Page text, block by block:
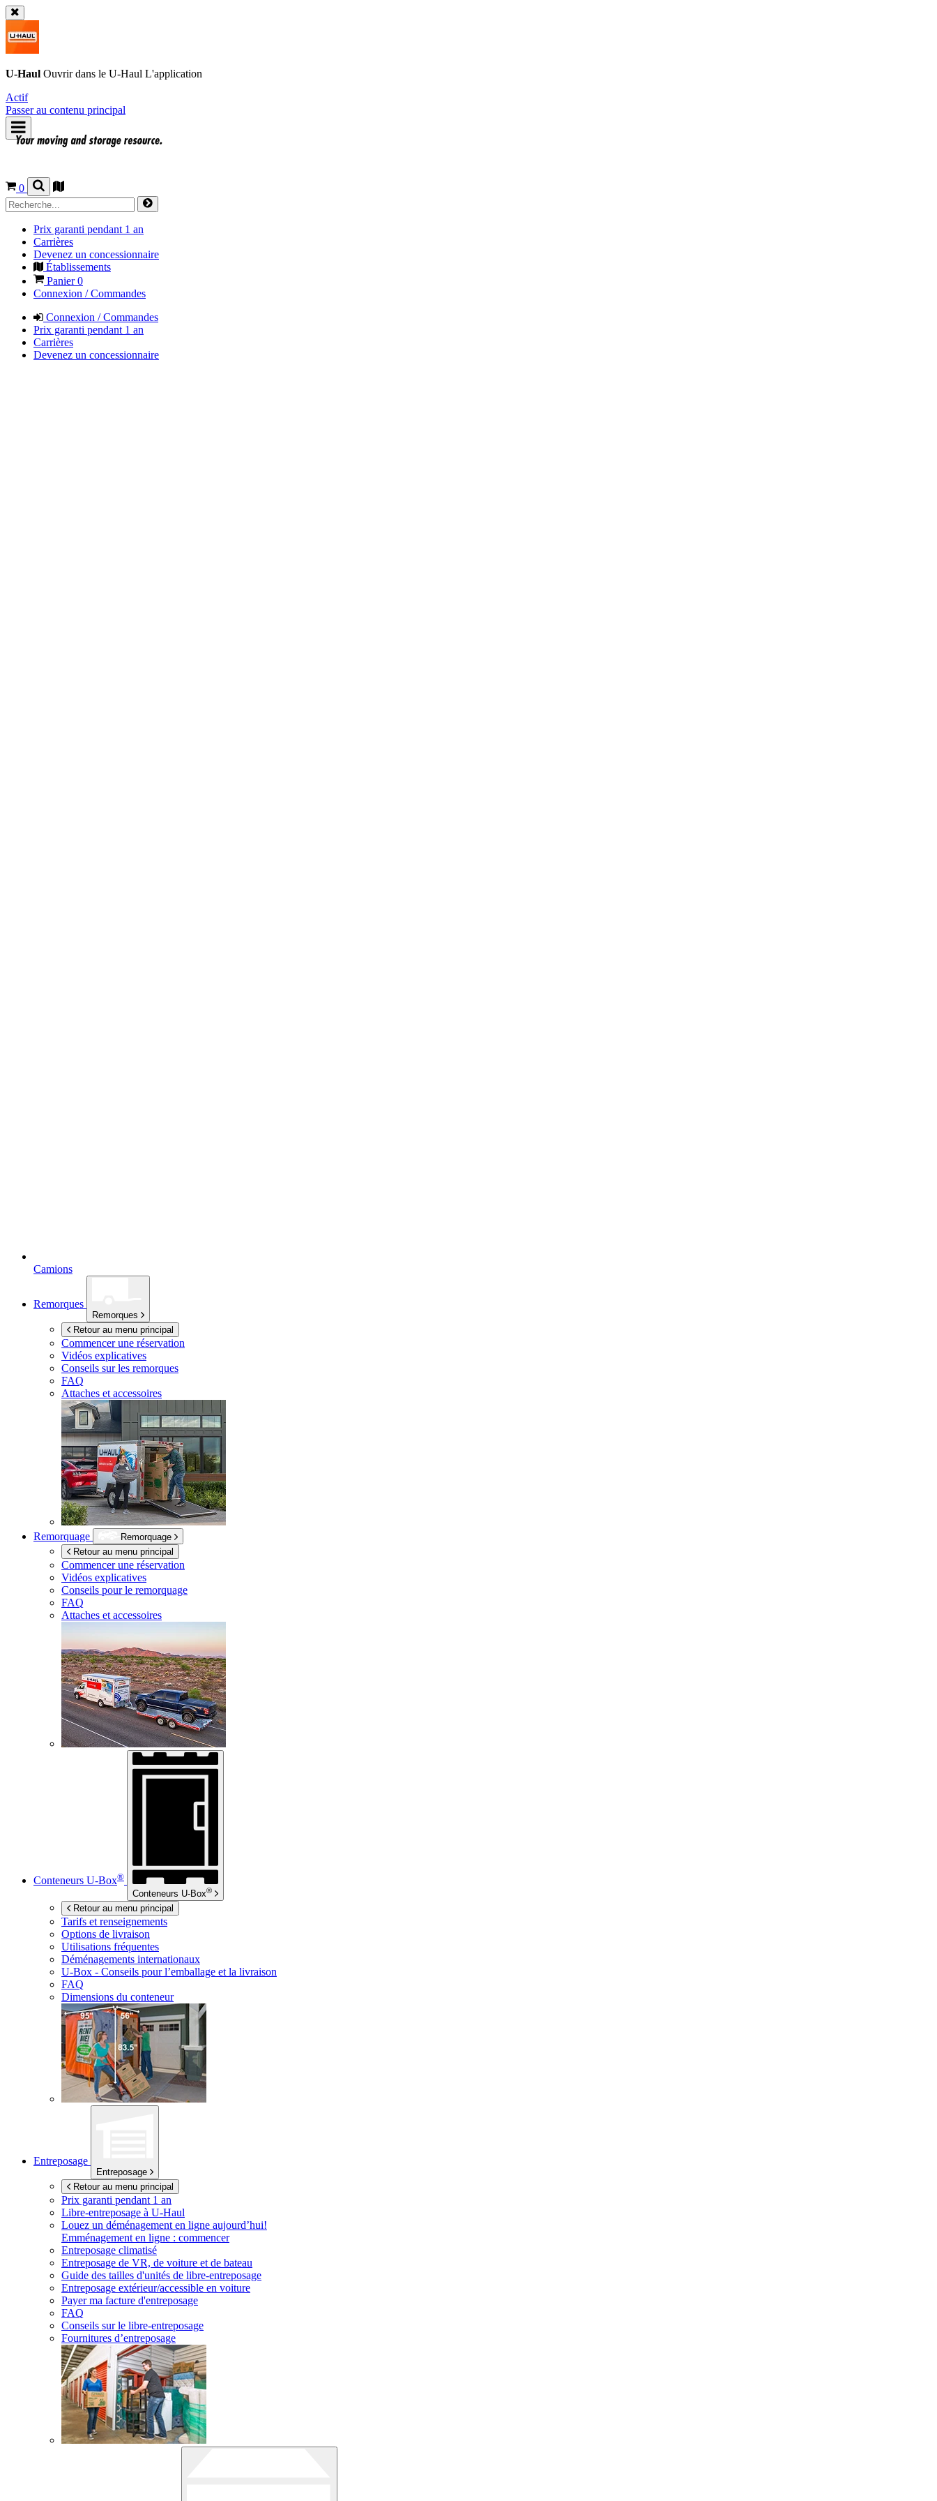
U-Haul Ouvrir dans le U-Haul L'application
Actif
Passer au contenu principal
0
Prix garanti pendant 1 an
Carrières
Devenez un concessionnaire
Établissements
Panier0
Connexion / Commandes
Connexion / Commandes
Prix garanti pendant 1 an
Carrières
Devenez un concessionnaire
Camions
Remorques
Remorques
Retour au menu principal
Commencer une réservation
Vidéos explicatives
Conseils sur les remorques
FAQ
Attaches et accessoires
Remorquage
Remorquage
Retour au menu principal
Commencer une réservation
Vidéos explicatives
Conseils pour le remorquage
FAQ
Attaches et accessoires
Conteneurs U-Box®
Conteneurs U-Box®
Retour au menu principal
Tarifs et renseignements
Options de livraison
Utilisations fréquentes
Déménagements internationaux
U-Box - Conseils pour l’emballage et la livraison
FAQ
Dimensions du conteneur
Entreposage
Entreposage
Retour au menu principal
Prix garanti pendant 1 an
Libre-entreposage à U-Haul
Louez un déménagement en ligne aujourd’hui!
Emménagement en ligne : commencer
Entreposage climatisé
Entreposage de VR, de voiture et de bateau
Guide des tailles d'unités de libre-entreposage
Entreposage extérieur/accessible en voiture
Payer ma facture d'entreposage
FAQ
Conseils sur le libre-entreposage
Fournitures d’entreposage